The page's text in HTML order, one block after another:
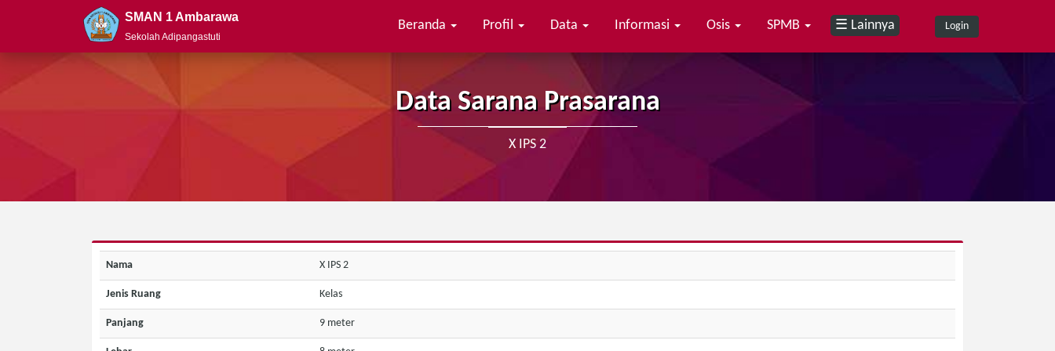
SMAN 1 Ambarawa
Sekolah Adipangastuti
Beranda Profil Data Informasi Osis SPMB ☰ Lainnya Login
Data Sarana Prasarana
X IPS 2
Nama X IPS 2
Jenis Ruang Kelas
Panjang 9 meter